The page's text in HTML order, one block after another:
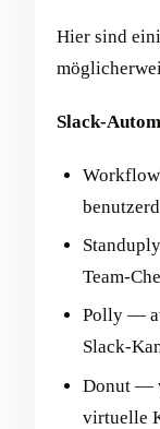
Hier sind
Slack-
Team-
Polly —
Slack-
Donut —
virtuelle